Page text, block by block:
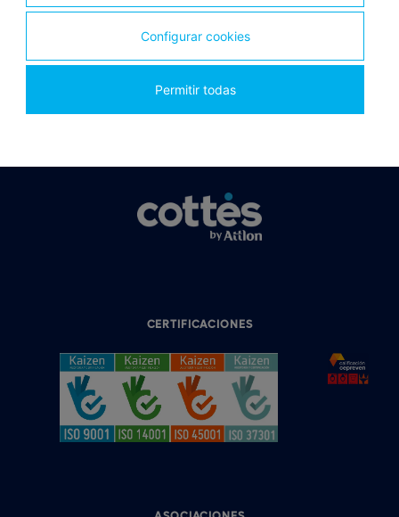
He leído y acepto las condiciones contenidas en la
datos para el envío de la newsletter.
CERTIFICACIONES
Configurar cookies
Permitir todas